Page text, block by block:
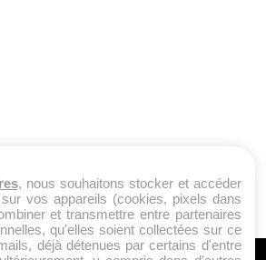
, nous souhaitons stocker et accéder
vos appareils (cookies, pixels dans
et transmettre entre partenaires
qu'elles soient collectées sur ce
déjà détenues par certains d'entre